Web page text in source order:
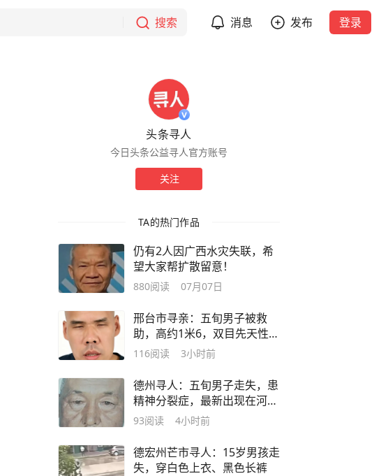
搜索 消息 发布 登录
头条寻人
今日头条公益寻人官方账号
关注
TA的热门作品
仍有2人因广西水灾失联，希
望大家帮扩散留意！
880阅读 07月07日
邢台市寻亲：五旬男子被救
助，高约1米6，双目先天性失
明
116阅读 3小时前
德州寻人：五旬男子走失，患
精神分裂症，最新出现在河北
省衡水市
93阅读 4小时前
德宏州芒市寻人：15岁男孩走
失，穿白色上衣、黑色长裤